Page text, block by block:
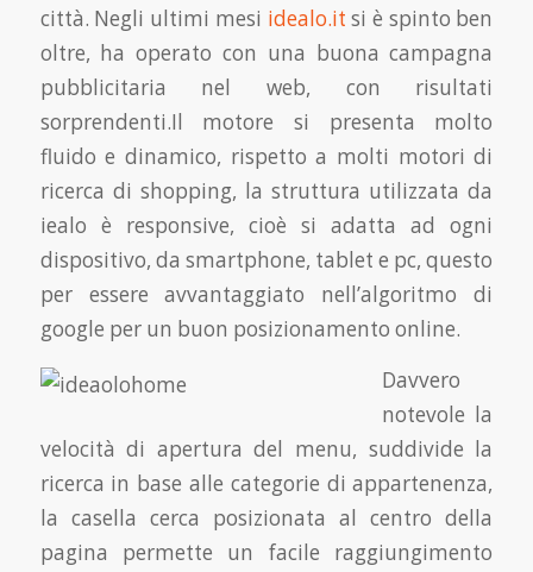
città. Negli ultimi mesi idealo.it si è spinto ben
oltre, ha operato con una buona campagna
pubblicitaria nel web, con risultati
sorprendenti.Il motore si presenta molto
fluido e dinamico, rispetto a molti motori di
ricerca di shopping, la struttura utilizzata da
iealo è responsive, cioè si adatta ad ogni
dispositivo, da smartphone, tablet e pc, questo
per essere avvantaggiato nell’algoritmo di
google per un buon posizionamento online.
Davvero
notevole la
velocità di apertura del menu, suddivide la
ricerca in base alle categorie di appartenenza,
la casella cerca posizionata al centro della
pagina permette un facile raggiungimento